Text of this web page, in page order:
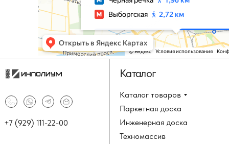
Каталог товаров
Паркетная доска
Инженерная доска
Техномассив
+7 (929) 111-22-00
Каталог